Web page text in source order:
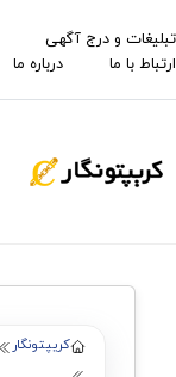
تبلیغات و درج آگهی
ارتباط با ما
درباره ما
کریپتونگار